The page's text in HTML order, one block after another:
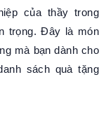
của thầy trong
trọng. Đây là món
mà bạn dành cho
sách quà tặng